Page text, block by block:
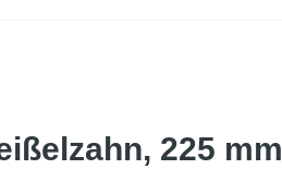
225 mm